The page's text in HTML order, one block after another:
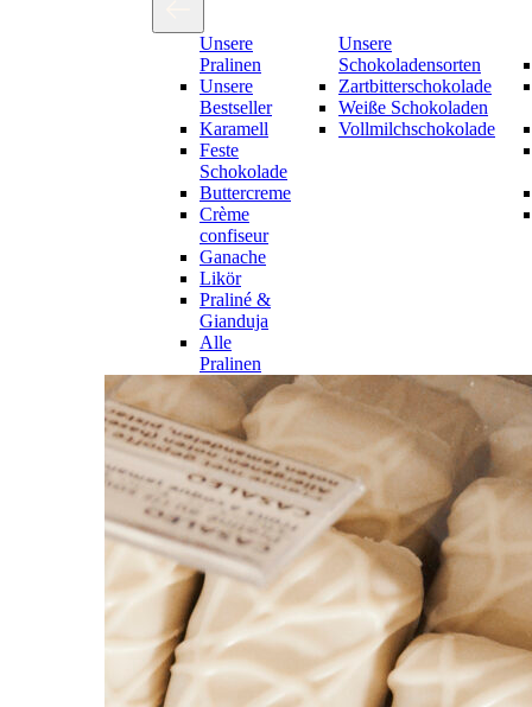
Unsere
Pralinen
Unsere
Bestseller
Karamell
Feste
Schokolade
Buttercreme
Crème
confiseur
Ganache
Likör
Praliné &
Gianduja
Alle
Pralinen
Unsere
Schokoladensorten
Zartbitterschokolade
Weiße Schokoladen
Vollmilchschokolade